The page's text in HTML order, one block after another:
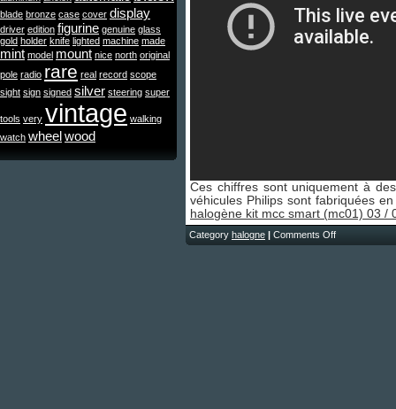
blade bronze case cover display
driver edition figurine genuine glass
gold holder knife lighted machine made
mint model mount nice north original
pole radio rare real record scope
sight sign signed silver steering super
tools very vintage walking
watch wheelwood
Ces chiffres sont uniquement à
véhicules Philips sont fabriquées
halogène kit mcc smart (mc01) 03
Category halogne | Comments Off